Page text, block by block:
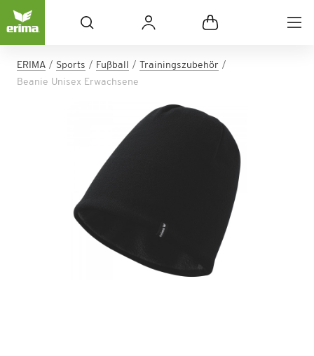
ERIMA Sports Fußball
Trainingszubehör
Beanie Unisex Erwachsene